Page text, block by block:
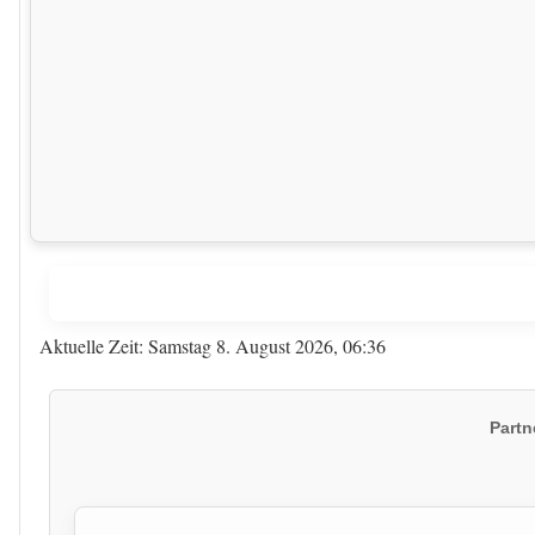
Aktuelle Zeit: Samstag 8. August 2026, 06:36